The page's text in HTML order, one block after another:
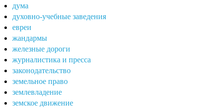
дума
духовно-учебные заведения
евреи
жандармы
железные дороги
журналистика и пресса
законодательство
земельное право
землевладение
земское движение